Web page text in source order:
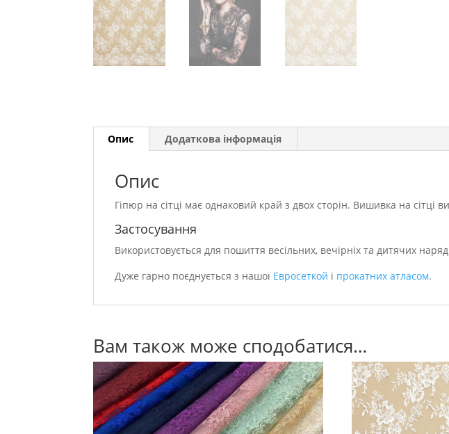
Опис Додаткова інформація
Опис
Гіпюр на сітці має однаковий край з двох сторін. Вишивка на сітці
Застосування
Використовується для пошиття весільних, вечірніх та дитячих
Дуже гарно поєднується з нашої Евросеткой і прокатних атласом.
Вам також може сподобатися…